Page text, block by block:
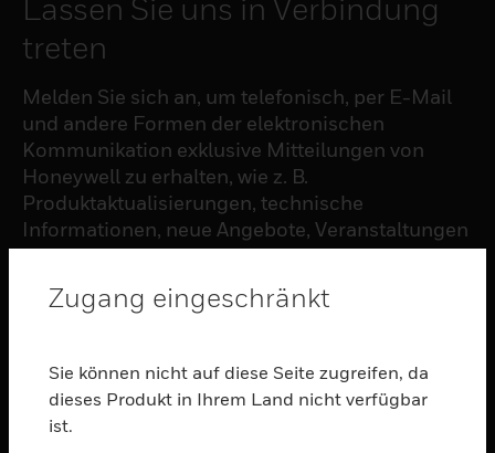
Lassen Sie uns in Verbindung
treten
Melden Sie sich an, um telefonisch, per E-Mail
und andere Formen der elektronischen
Kommunikation exklusive Mitteilungen von
Honeywell zu erhalten, wie z. B.
Produktaktualisierungen, technische
Informationen, neue Angebote, Veranstaltungen
und Neuigkeiten, Umfragen, Sonderangebote
PRODUKTE
Zugang eingeschränkt
Sie können nicht auf diese Seite zugreifen, da
dieses Produkt in Ihrem Land nicht verfügbar
ist.